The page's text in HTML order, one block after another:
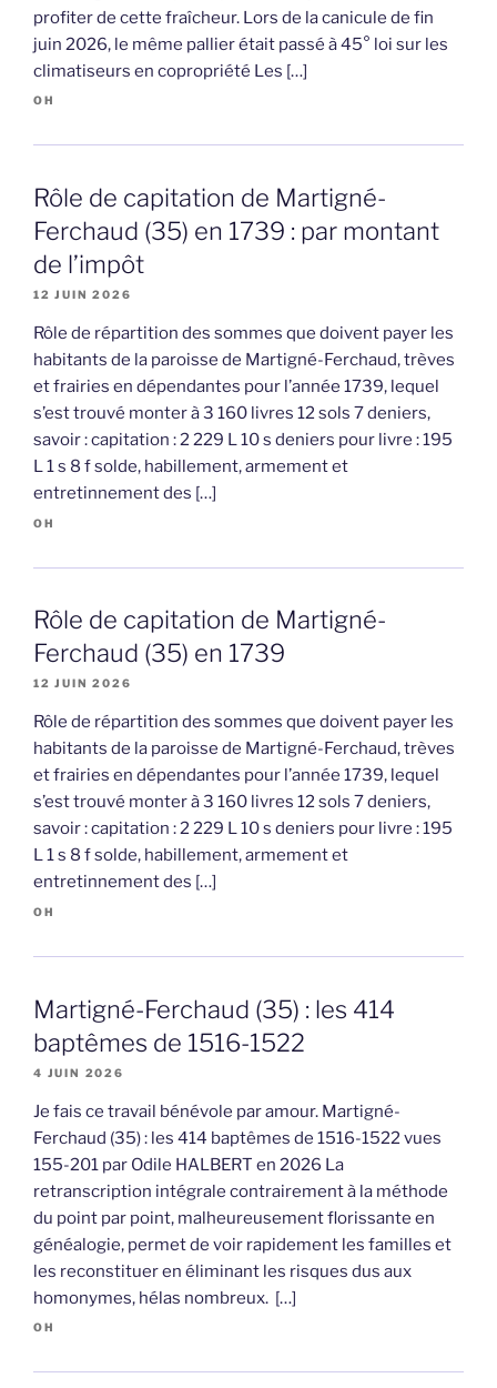
profiter de cette fraîcheur. Lors de la canicule de fin
juin 2026, le même pallier était passé à 45° loi sur les
climatiseurs en copropriété Les […]
OH
Rôle de capitation de Martigné-
Ferchaud (35) en 1739 : par montant
de l’impôt
12 JUIN 2026
Rôle de répartition des sommes que doivent payer les
habitants de la paroisse de Martigné-Ferchaud, trèves
et frairies en dépendantes pour l’année 1739, lequel
s’est trouvé monter à 3 160 livres 12 sols 7 deniers,
savoir : capitation : 2 229 L 10 s deniers pour livre : 195
L 1 s 8 f solde, habillement, armement et
entretinnement des […]
OH
Rôle de capitation de Martigné-
Ferchaud (35) en 1739
12 JUIN 2026
Rôle de répartition des sommes que doivent payer les
habitants de la paroisse de Martigné-Ferchaud, trèves
et frairies en dépendantes pour l’année 1739, lequel
s’est trouvé monter à 3 160 livres 12 sols 7 deniers,
savoir : capitation : 2 229 L 10 s deniers pour livre : 195
L 1 s 8 f solde, habillement, armement et
entretinnement des […]
OH
Martigné-Ferchaud (35) : les 414
baptêmes de 1516-1522
4 JUIN 2026
Je fais ce travail bénévole par amour. Martigné-
Ferchaud (35) : les 414 baptêmes de 1516-1522 vues
155-201 par Odile HALBERT en 2026 La
retranscription intégrale contrairement à la méthode
du point par point, malheureusement florissante en
généalogie, permet de voir rapidement les familles et
les reconstituer en éliminant les risques dus aux
homonymes, hélas nombreux. […]
OH